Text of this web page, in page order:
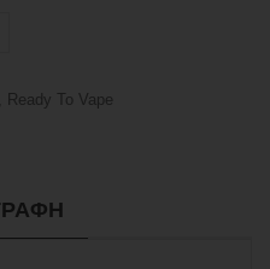
Ready To Vape